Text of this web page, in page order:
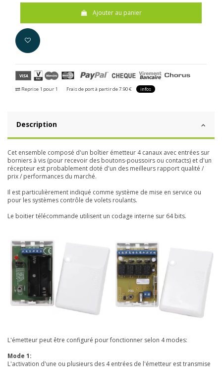
Ajouter au panier
Reprise 1 pour 1 Frais de port à partir de 7.90 € infos
Description
Cet ensemble composé d'un boîtier émetteur 4 canaux avec entrées sur
borniers à vis (pour recevoir des boutons-poussoirs ou contacts) et d'un
récepteur est probablement doté d'un des meilleurs rapport qualité /
prix / performances du marché.
Il est particulièrement indiqué comme système de mise en service ou
pour les systèmes contrôle de volets roulants.
Le boitier télécommande utilisent un codage interne sur 64 bits.
L'émetteur peut être configuré pour fonctionner selon 4 modes:
Mode 1:
L'activation d'une ou plusieurs des 4 entrées de l'émetteur est transmise